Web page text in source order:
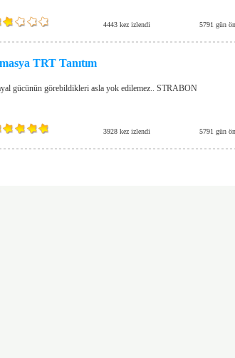
4443 kez izlendi 5791 gün
TRT Tanıtım
gücünün görebildikleri asla yok edilemez.. STRABON
3928 kez izlendi 5791 gün